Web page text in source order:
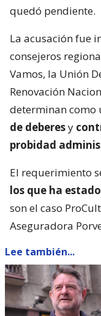
quedó pendiente.
La acusación fue
consejeros
Vamos, la Unión
Renovación
determinan como
de deberesy
probidad
El requerimiento
los que ha
son el caso
Aseguradora
Lee también...